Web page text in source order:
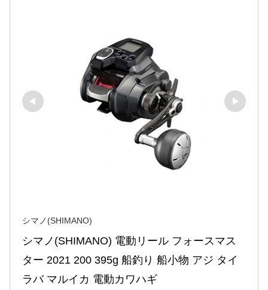
シマノ(SHIMANO)
シマノ(SHIMANO) 電動リール フォースマス
ター 2021 200 395g 船釣り 船小物 アジ タイ
ラバ マルイカ 電動カワハギ